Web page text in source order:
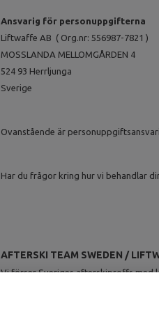
Ansvarig för personuppgifterna
Liftwaffe AB ( Org.nr: 556987-7821 )
MOSSLANDA MELLOMGÅRDEN 4
524 93 Herrljunga
Sverige
Ovanstående är
Har du frågor kring hur vi behandlar
AFTERSKI TEAM SWEDEN /
Vi förser Sveriges afterskiproffs med